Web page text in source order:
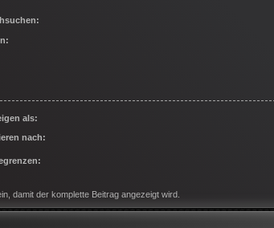
als:
nach:
damit der komplette Beitrag angezeigt wird.